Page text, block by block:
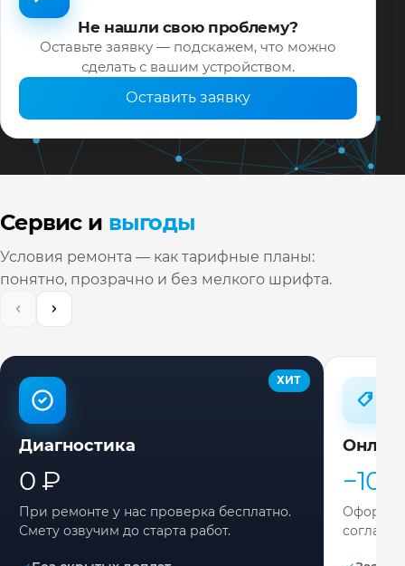
Не нашли свою проблему?
Оставьте заявку — подскажем, что можно
сделать с вашим устройством.
Оставить заявку
Сервис и выгоды
Условия ремонта — как тарифные планы:
понятно, прозрачно и без мелкого шрифта.
ХИТ
Диагностика
0 ₽
При ремонте у нас проверка бесплатно.
Смету озвучим до старта работ.
−10%